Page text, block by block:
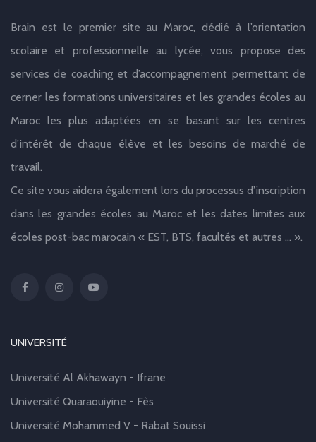
Brain est le premier site au Maroc, dédié à l’orientation
scolaire et professionnelle au lycée, vous propose des
services de coaching et d’accompagnement permettant de
cerner les formations universitaires et les grandes écoles au
Maroc les plus adaptées en se basant sur les centres
d’intérêt de chaque élève et les besoins de marché de
travail.
Ce site vous aidera également lors du processus d’inscription
dans les grandes écoles au Maroc et les dates limites aux
écoles post-bac marocain « EST, BTS, facultés et autres … ».
UNIVERSITÉ
Université Al Akhawayn - Ifrane
Université Quaraouiyine - Fès
Université Mohammed V - Rabat Souissi